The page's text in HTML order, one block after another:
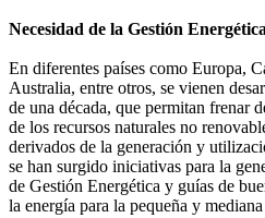
Necesidad de la Gestión Energética
En diferentes países como Europa,
Australia, entre otros, se vienen
de una década, que permitan frenar
de los recursos naturales no
derivados de la generación y
se han surgido iniciativas para la
de Gestión Energética y guías de
la energía para la pequeña y